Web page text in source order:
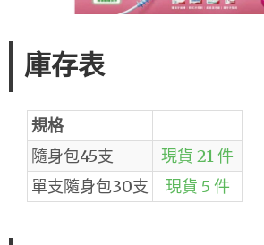
庫存表
規格
隨身包45支
現貨 21 件
單支隨身包30支
現貨 5 件